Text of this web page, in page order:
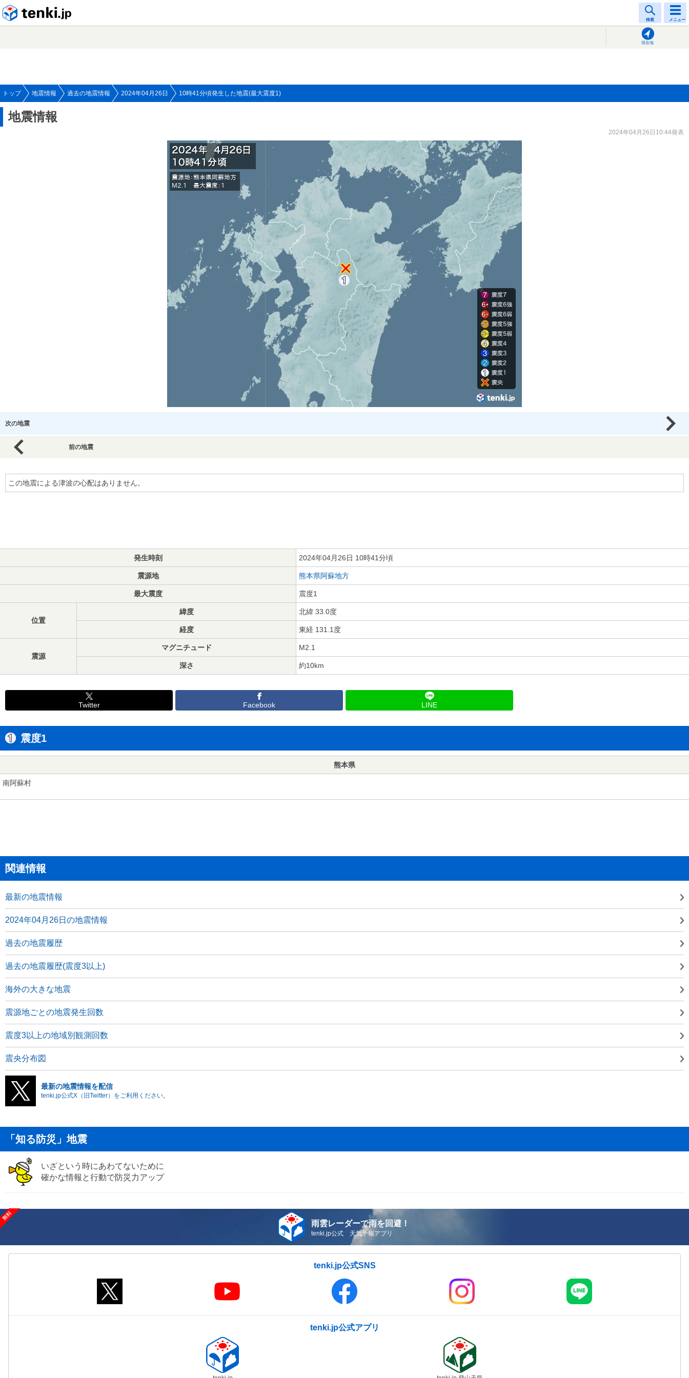
検索 メニュー
現在地
トップ 地震情報 過去の地震情報 2024年04月26日 10時41分頃発生した地震(最大震度1)
地震情報
2024年04月26日10:44発表
次の地震
前の地震
この地震による津波の心配はありません。
発生時刻 2024年04月26日 10時41分頃
震源地 熊本県阿蘇地方
最大震度 震度1
位置
緯度 北緯 33.0度
経度 東経 131.1度
震源
マグニチュード M2.1
深さ 約10km
Twitter Facebook LINE
震度1
熊本県
南阿蘇村
関連情報
最新の地震情報
2024年04月26日の地震情報
過去の地震履歴
過去の地震履歴(震度3以上)
海外の大きな地震
震源地ごとの地震発生回数
震度3以上の地域別観測回数
震央分布図
最新の地震情報を配信
tenki.jp公式X（旧Twitter）をご利用ください。
「知る防災」地震
いざという時にあわてないために
確かな情報と行動で防災力アップ
雨雲レーダーで雨を回避！
tenki.jp公式 天気予報アプリ
tenki.jp公式SNS
tenki.jp公式アプリ